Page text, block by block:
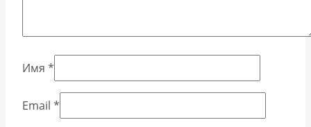
Имя *
Email *